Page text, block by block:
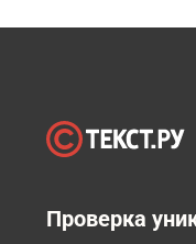
Проверка